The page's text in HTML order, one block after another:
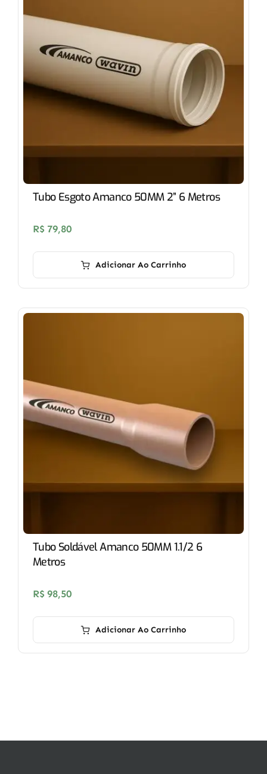
Tubo Esgoto Amanco 50MM 2” 6 Metros
R$ 79,80
Adicionar Ao Carrinho
Tubo Soldável Amanco 50MM 1.1/2 6
Metros
R$ 98,50
Adicionar Ao Carrinho